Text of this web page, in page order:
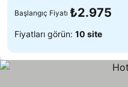
Başlangıç Fiyatı ₺2.975
Fiyatları görün: 10 site